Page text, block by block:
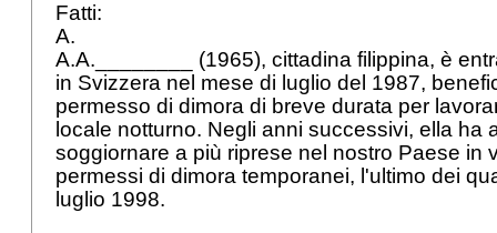
Fatti:
A.
A.A.________ (1965), cittadina filippina, è
in Svizzera nel mese di luglio del 1987,
permesso di dimora di breve durata per
locale notturno. Negli anni successivi, ella ha
soggiornare a più riprese nel nostro Paese in
permessi di dimora temporanei, l'ultimo dei
luglio 1998.